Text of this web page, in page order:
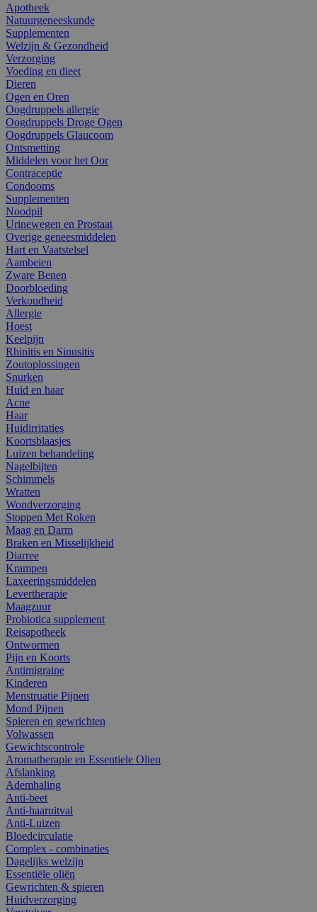
Apotheek
Natuurgeneeskunde
Supplementen
Welzijn & Gezondheid
Verzorging
Voeding en dieet
Dieren
Ogen en Oren
Oogdruppels allergie
Oogdruppels Droge Ogen
Oogdruppels Glaucoom
Ontsmetting
Middelen voor het Oor
Contraceptie
Condooms
Supplementen
Noodpil
Urinewegen en Prostaat
Overige geneesmiddelen
Hart en Vaatstelsel
Aambeien
Zware Benen
Doorbloeding
Verkoudheid
Allergie
Hoest
Keelpijn
Rhinitis en Sinusitis
Zoutoplossingen
Snurken
Huid en haar
Acne
Haar
Huidirritaties
Koortsblaasjes
Luizen behandeling
Nagelbijten
Schimmels
Wratten
Wondverzorging
Stoppen Met Roken
Maag en Darm
Braken en Misselijkheid
Diarree
Krampen
Laxeeringsmiddelen
Levertherapie
Maagzuur
Probiotica supplement
Reisapotheek
Ontwormen
Pijn en Koorts
Antimigraine
Kinderen
Menstruatie Pijnen
Mond Pijnen
Spieren en gewrichten
Volwassen
Gewichtscontrole
Aromatherapie en Essentiele Olien
Afslanking
Ademhaling
Anti-beet
Anti-haaruitval
Anti-Luizen
Bloedcirculatie
Complex - combinaties
Dagelijks welzijn
Essentiële oliën
Gewrichten & spieren
Huidverzorging